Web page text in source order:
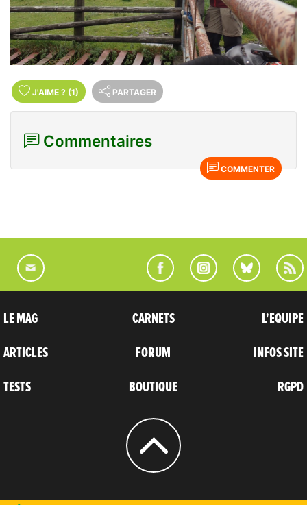
J'AIME ? (1) PARTAGER
Commentaires
COMMENTER
LE MAG
ARTICLES
TESTS
CARNETS
FORUM
BOUTIQUE
L'EQUIPE
INFOS SITE
RGPD